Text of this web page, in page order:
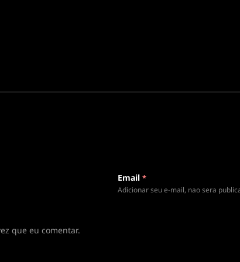
Email *
Adicionar seu e-mail, nao sera
que eu comentar.